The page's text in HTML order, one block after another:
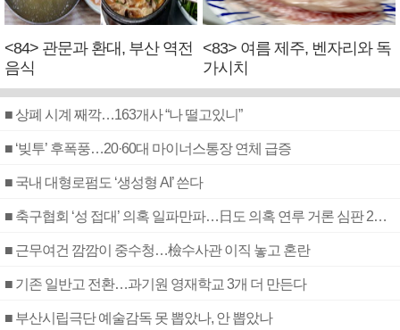
<84> 관문과 환대, 부산 역전
음식
<83> 여름 제주, 벤자리와 독
가시치
■ 상폐 시계 째깍…163개사 “나 떨고있니”
■ ‘빚투’ 후폭풍…20·60대 마이너스통장 연체 급증
■ 국내 대형로펌도 ‘생성형 AI’ 쓴다
■ 축구협회 ‘성 접대’ 의혹 일파만파…日도 의혹 연루 거론 심판 2명 조사
■ 근무여건 깜깜이 중수청…檢수사관 이직 놓고 혼란
■ 기존 일반고 전환…과기원 영재학교 3개 더 만든다
■ 부산시립극단 예술감독 못 뽑았나, 안 뽑았나